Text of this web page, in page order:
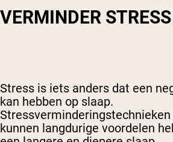
VERMINDER STRESS
Stress is iets anders dat een
kan hebben op slaap.
kunnen langdurige voordelen